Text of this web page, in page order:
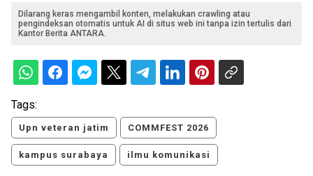
Dilarang keras mengambil konten, melakukan crawling atau
pengindeksan otomatis untuk AI di situs web ini tanpa izin tertulis dari
Kantor Berita ANTARA.
Tags:
Upn veteran jatim COMMFEST 2026
kampus surabaya ilmu komunikasi